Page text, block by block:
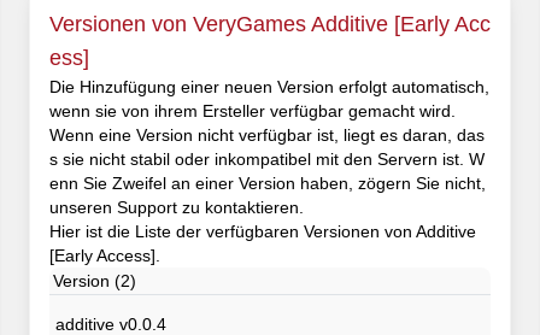
Versionen von VeryGames Additive [Early Acc
ess]
Die Hinzufügung einer neuen Version erfolgt automatisch,
wenn sie von ihrem Ersteller verfügbar gemacht wird.
Wenn eine Version nicht verfügbar ist, liegt es daran, das
s sie nicht stabil oder inkompatibel mit den Servern ist. W
enn Sie Zweifel an einer Version haben, zögern Sie nicht,
unseren Support zu kontaktieren.
Hier ist die Liste der verfügbaren Versionen von Additive
[Early Access].
Version (2)
additive v0.0.4